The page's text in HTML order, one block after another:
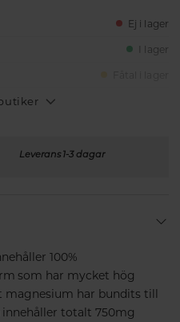
Ej i lager
I lager
Leverans 1-3 dagar
100%
som har mycket hög
har bundits till
totalt 750mg